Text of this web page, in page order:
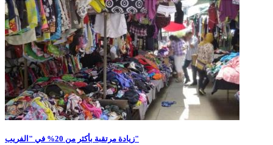
زيادة مرتقبة بأكثر من 20% في "الفريب"